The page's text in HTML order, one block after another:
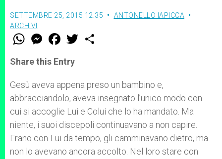
SETTEMBRE 25, 2015 12:35
ANTONELLO IAPICCA
ARCHIVI
W
t
s
p
p
M
e
s
e
g
e
r
F
a
e
b
o
k
w
r
Share this Entry
Gesù aveva appena preso un bambino e,
abbracciandolo, aveva insegnato l’unico modo con
cui si accoglie Lui e Colui che lo ha mandato. Ma
niente, i suoi discepoli continuavano a non capire.
Erano con Lui da tempo, gli camminavano dietro, ma
non lo avevano ancora accolto. Nel loro stare con